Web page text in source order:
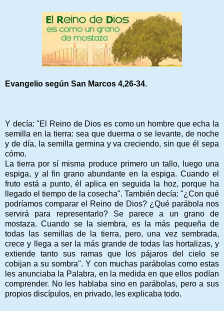
Evangelio según San Marcos 4,26-34.
Y decía: "El Reino de Dios es como un hombre que echa la
semilla en la tierra: sea que duerma o se levante, de noche
y de día, la semilla germina y va creciendo, sin que él sepa
cómo.
La tierra por sí misma produce primero un tallo, luego una
espiga, y al fin grano abundante en la espiga. Cuando el
fruto está a punto, él aplica en seguida la hoz, porque ha
llegado el tiempo de la cosecha". También decía: "¿Con qué
podríamos comparar el Reino de Dios? ¿Qué parábola nos
servirá para representarlo? Se parece a un grano de
mostaza. Cuando se la siembra, es la más pequeña de
todas las semillas de la tierra, pero, una vez sembrada,
crece y llega a ser la más grande de todas las hortalizas, y
extiende tanto sus ramas que los pájaros del cielo se
cobijan a su sombra". Y con muchas parábolas como estas
les anunciaba la Palabra, en la medida en que ellos podían
comprender. No les hablaba sino en parábolas, pero a sus
propios discípulos, en privado, les explicaba todo.